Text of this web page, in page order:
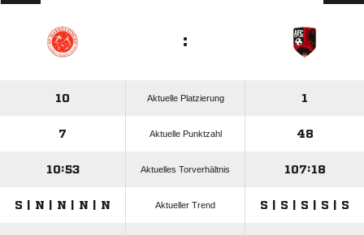
:
10 Aktuelle Platzierung 1
7 Aktuelle Punktzahl 48
10:53 Aktuelles Torverhältnis 107:18
S | N | N | N | N Aktueller Trend S | S | S | S | S